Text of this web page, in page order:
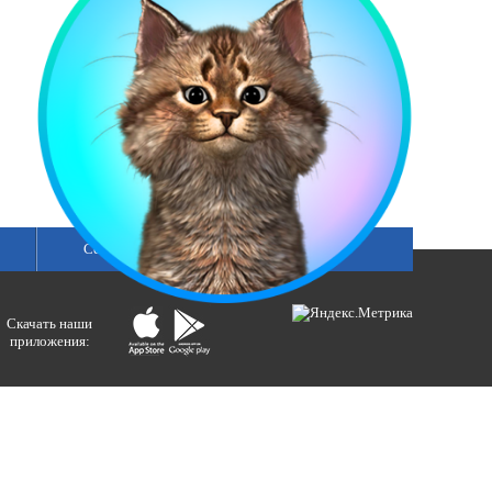
Сетка вещания
Скачать наши
приложения: